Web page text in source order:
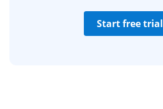
Start free trial